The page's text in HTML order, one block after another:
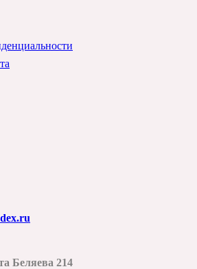
Беляева 214